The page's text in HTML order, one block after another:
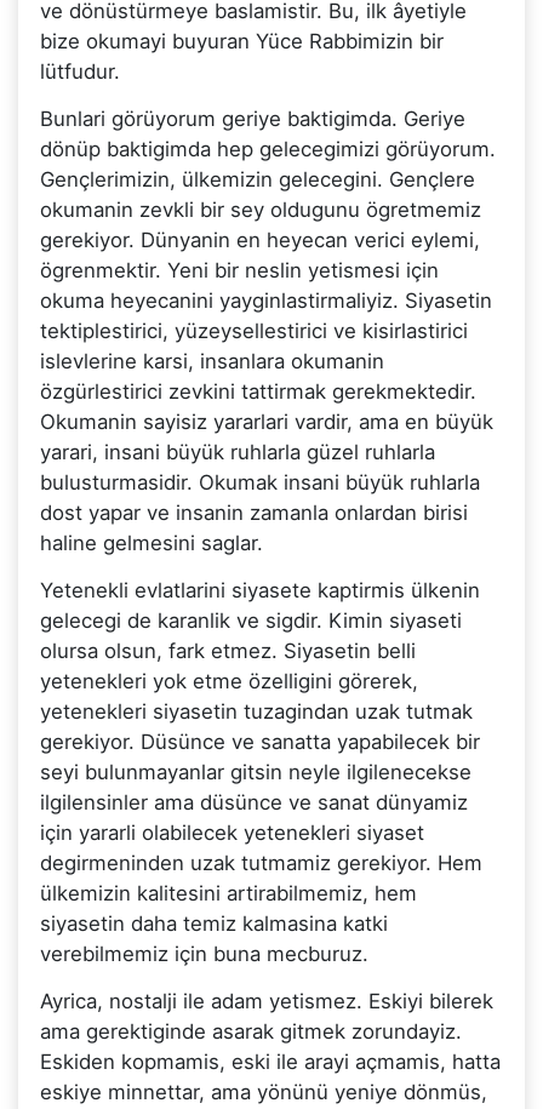
ve dönüstürmeye baslamistir. Bu, ilk âyetiyle
bize okumayi buyuran Yüce Rabbimizin bir
lütfudur.
Bunlari görüyorum geriye baktigimda. Geriye
dönüp baktigimda hep gelecegimizi görüyorum.
Gençlerimizin, ülkemizin gelecegini. Gençlere
okumanin zevkli bir sey oldugunu ögretmemiz
gerekiyor. Dünyanin en heyecan verici eylemi,
ögrenmektir. Yeni bir neslin yetismesi için
okuma heyecanini yayginlastirmaliyiz. Siyasetin
tektiplestirici, yüzeysellestirici ve kisirlastirici
islevlerine karsi, insanlara okumanin
özgürlestirici zevkini tattirmak gerekmektedir.
Okumanin sayisiz yararlari vardir, ama en büyük
yarari, insani büyük ruhlarla güzel ruhlarla
bulusturmasidir. Okumak insani büyük ruhlarla
dost yapar ve insanin zamanla onlardan birisi
haline gelmesini saglar.
Yetenekli evlatlarini siyasete kaptirmis ülkenin
gelecegi de karanlik ve sigdir. Kimin siyaseti
olursa olsun, fark etmez. Siyasetin belli
yetenekleri yok etme özelligini görerek,
yetenekleri siyasetin tuzagindan uzak tutmak
gerekiyor. Düsünce ve sanatta yapabilecek bir
seyi bulunmayanlar gitsin neyle ilgilenecekse
ilgilensinler ama düsünce ve sanat dünyamiz
için yararli olabilecek yetenekleri siyaset
degirmeninden uzak tutmamiz gerekiyor. Hem
ülkemizin kalitesini artirabilmemiz, hem
siyasetin daha temiz kalmasina katki
verebilmemiz için buna mecburuz.
Ayrica, nostalji ile adam yetismez. Eskiyi bilerek
ama gerektiginde asarak gitmek zorundayiz.
Eskiden kopmamis, eski ile arayi açmamis, hatta
eskiye minnettar, ama yönünü yeniye dönmüs,